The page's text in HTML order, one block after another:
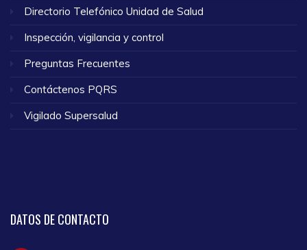
Directorio Telefónico Unidad de Salud
Inspección, vigilancia y control
Preguntas Frecuentes
Contáctenos PQRS
Vigilado Supersalud
DATOS DE CONTACTO